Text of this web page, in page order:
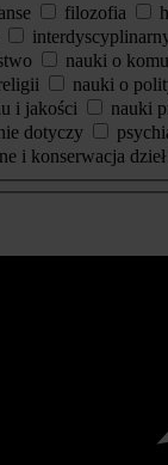
filozofia
nauki o
nauki o
i jakości
nauki
dotyczy
i konserwacja